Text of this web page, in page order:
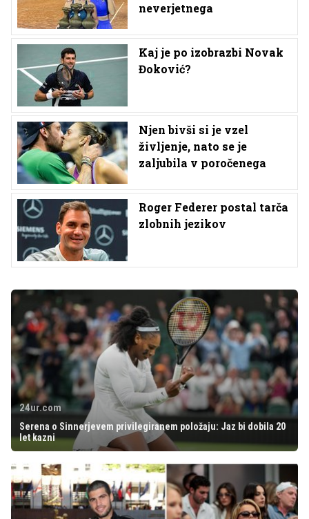
neverjetnega
Kaj je po izobrazbi Novak
Đoković?
Njen bivši si je vzel
življenje, nato se je
zaljubila v poročenega
Roger Federer postal tarča
zlobnih jezikov
24ur.com
Serena o Sinnerjevem privilegiranem položaju: Jaz bi dobila 20
let kazni